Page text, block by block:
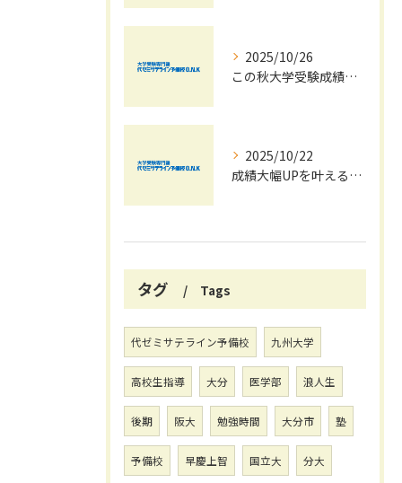
2025/10/26
この秋大学受験成績大幅UPの秘訣
2025/10/22
成績大幅UPを叶える秋の効率学習法
タグ Tags
代ゼミサテライン予備校 九州大学
高校生指導 大分 医学部 浪人生
後期 阪大 勉強時間 大分市 塾
予備校 早慶上智 国立大 分大